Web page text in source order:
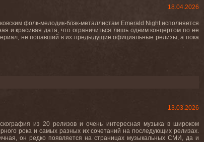
18.04.2026
фолк-мелодик-блэк-металлистам Emerald Night исполняется
и красивая дата, что ограничиться лишь одним концертом по ее
не попавший в их предыдущие официальные релизы, а пока
13.03.2026
из 20 релизов и очень интересная музыка в широком
рока и самых разных их сочетаний на последующих релизах.
он редко появляется на страницах музыкальных СМИ, да и